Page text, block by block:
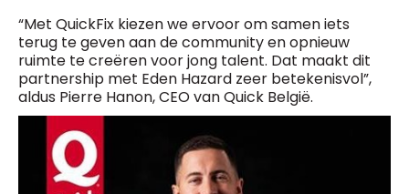
“Met QuickFix kiezen we ervoor om samen iets
terug te geven aan de community en opnieuw
ruimte te creëren voor jong talent. Dat maakt dit
partnership met Eden Hazard zeer betekenisvol”,
aldus Pierre Hanon, CEO van Quick België.